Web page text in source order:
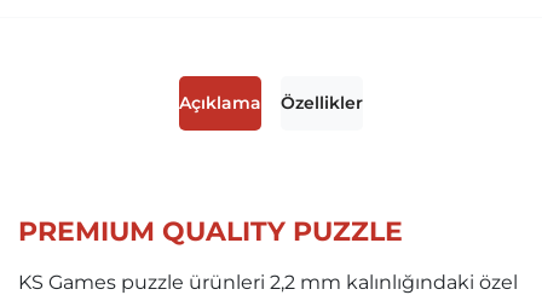
Açıklama Özellikler
PREMIUM QUALITY PUZZLE
KS Games puzzle ürünleri 2,2 mm kalınlığındaki özel